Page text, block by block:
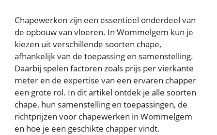
Chapewerken zijn een essentieel onderdeel van
de opbouw van vloeren. In Wommelgem kun je
kiezen uit verschillende soorten chape,
afhankelijk van de toepassing en samenstelling.
Daarbij spelen factoren zoals prijs per vierkante
meter en de expertise van een ervaren chapper
een grote rol. In dit artikel ontdek je alle soorten
chape, hun samenstelling en toepassingen, de
richtprijzen voor chapewerken in Wommelgem
en hoe je een geschikte chapper vindt.